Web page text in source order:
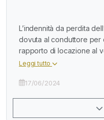
L’indennità da perdita
dovuta al conduttore
rapporto di locazione al
Leggi tutto
17/06/2024